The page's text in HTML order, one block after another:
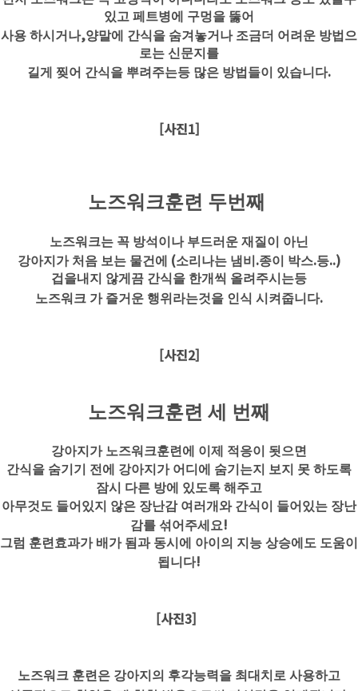
있고 페트병에 구멍을 뚫어
사용 하시거나,양말에 간식을 숨겨놓거나 조금더 어려운 방법으
로는 신문지를
길게 찢어 간식을 뿌려주는등 많은 방법들이 있습니다.
[사진1]
노즈워크훈련 두번째
노즈워크는 꼭 방석이나 부드러운 재질이 아닌
강아지가 처음 보는 물건에 (소리나는 냄비 .종이 박스.등..)
겁을내지 않게끔 간식을 한개씩 올려주시는등
노즈워크 가 즐거운 행위라는것을 인식 시켜줍니다.
[사진2]
노즈워크훈련 세 번째
강아지가 노즈워크훈련에 이제 적응이 됫으면
간식을 숨기기 전에 강아지가 어디에 숨기는지 보지 못 하도록
잠시 다른 방에 있도록 해주고
아무것도 들어있지 않은 장난감 여러개와 간식이 들어있는 장난
감를 섞어주세요 !
그럼 훈련효과가 배가 됨과 동시에 아이의 지능 상승에도 도움이
됩니다!
[사진3]
노즈워크 훈련은 강아지의 후각능력을 최대치로 사용하고